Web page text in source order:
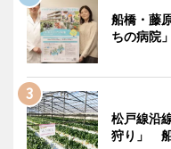
船橋・藤
ちの病院
松戸線沿
狩り」